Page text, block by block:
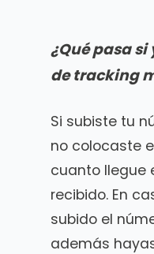
¿Qué pasa
de tracking
Si subiste tu
no colocaste
cuanto llegue
recibido. En
subido el
además